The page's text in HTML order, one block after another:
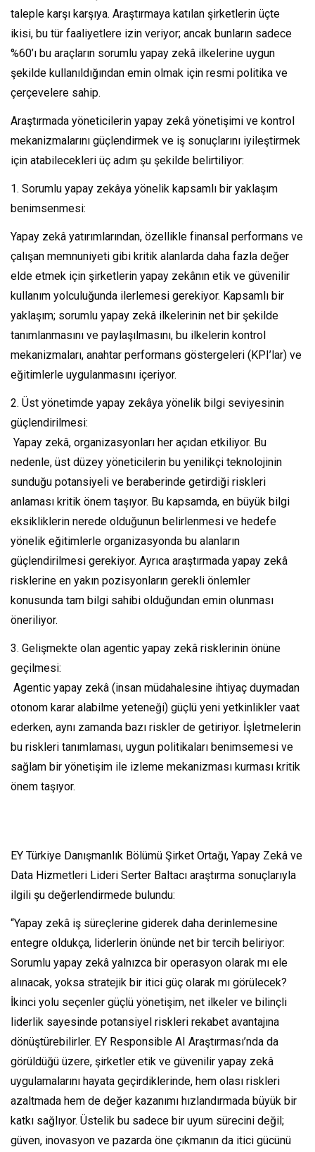
taleple karşı karşıya. Araştırmaya katılan şirketlerin üçte
ikisi, bu tür faaliyetlere izin veriyor; ancak bunların sadece
%60’ı bu araçların sorumlu yapay zekâ ilkelerine uygun
şekilde kullanıldığından emin olmak için resmi politika ve
çerçevelere sahip.
Araştırmada yöneticilerin yapay zekâ yönetişimi ve kontrol
mekanizmalarını güçlendirmek ve iş sonuçlarını iyileştirmek
için atabilecekleri üç adım şu şekilde belirtiliyor:
1. Sorumlu yapay zekâya yönelik kapsamlı bir yaklaşım
benimsenmesi:
Yapay zekâ yatırımlarından, özellikle finansal performans ve
çalışan memnuniyeti gibi kritik alanlarda daha fazla değer
elde etmek için şirketlerin yapay zekânın etik ve güvenilir
kullanım yolculuğunda ilerlemesi gerekiyor. Kapsamlı bir
yaklaşım; sorumlu yapay zekâ ilkelerinin net bir şekilde
tanımlanmasını ve paylaşılmasını, bu ilkelerin kontrol
mekanizmaları, anahtar performans göstergeleri (KPI’lar) ve
eğitimlerle uygulanmasını içeriyor.
2. Üst yönetimde yapay zekâya yönelik bilgi seviyesinin
güçlendirilmesi:
Yapay zekâ, organizasyonları her açıdan etkiliyor. Bu
nedenle, üst düzey yöneticilerin bu yenilikçi teknolojinin
sunduğu potansiyeli ve beraberinde getirdiği riskleri
anlaması kritik önem taşıyor. Bu kapsamda, en büyük bilgi
eksikliklerin nerede olduğunun belirlenmesi ve hedefe
yönelik eğitimlerle organizasyonda bu alanların
güçlendirilmesi gerekiyor. Ayrıca araştırmada yapay zekâ
risklerine en yakın pozisyonların gerekli önlemler
konusunda tam bilgi sahibi olduğundan emin olunması
öneriliyor.
3. Gelişmekte olan agentic yapay zekâ risklerinin önüne
geçilmesi:
Agentic yapay zekâ (insan müdahalesine ihtiyaç duymadan
otonom karar alabilme yeteneği) güçlü yeni yetkinlikler vaat
ederken, aynı zamanda bazı riskler de getiriyor. İşletmelerin
bu riskleri tanımlaması, uygun politikaları benimsemesi ve
sağlam bir yönetişim ile izleme mekanizması kurması kritik
önem taşıyor.
EY Türkiye Danışmanlık Bölümü Şirket Ortağı, Yapay Zekâ ve
Data Hizmetleri Lideri Serter Baltacı araştırma sonuçlarıyla
ilgili şu değerlendirmede bulundu:
“Yapay zekâ iş süreçlerine giderek daha derinlemesine
entegre oldukça, liderlerin önünde net bir tercih beliriyor:
Sorumlu yapay zekâ yalnızca bir operasyon olarak mı ele
alınacak, yoksa stratejik bir itici güç olarak mı görülecek?
İkinci yolu seçenler güçlü yönetişim, net ilkeler ve bilinçli
liderlik sayesinde potansiyel riskleri rekabet avantajına
dönüştürebilirler. EY Responsible AI Araştırması’nda da
görüldüğü üzere, şirketler etik ve güvenilir yapay zekâ
uygulamalarını hayata geçirdiklerinde, hem olası riskleri
azaltmada hem de değer kazanımı hızlandırmada büyük bir
katkı sağlıyor. Üstelik bu sadece bir uyum sürecini değil;
güven, inovasyon ve pazarda öne çıkmanın da itici gücünü